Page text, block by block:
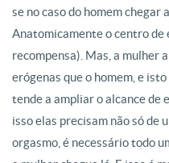
se no caso do homem chegar
Anatomicamente o centro de
recompensa). Mas, a mulher
erógenas que o homem, e
tende a ampliar o alcance de
isso elas precisam não só de
orgasmo, é necessário todo